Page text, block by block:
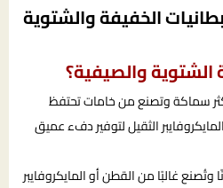
الخفيفة والشتوية
الشتوية والصيفية؟
سماكة وتصنع من خامات تحتفظ
المايكروفايبر الثقيل لتوفير دفء عميق
وتُصنع غالبًا من القطن أو المايكروفايبر